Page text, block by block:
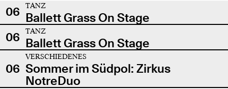
06
TANZ
Ballett Grass On Stage
06
TANZ
Ballett Grass On Stage
06
VERSCHIEDENES
Sommer im Südpol: Zirkus
NotreDuo